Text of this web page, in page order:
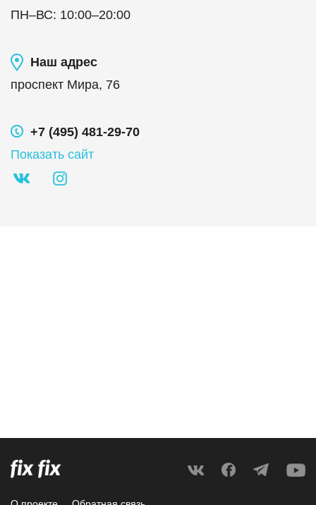
ПН–ВС: 10:00–20:00
Наш адрес
проспект Мира, 76
+7 (495) 481-29-70
Показать сайт